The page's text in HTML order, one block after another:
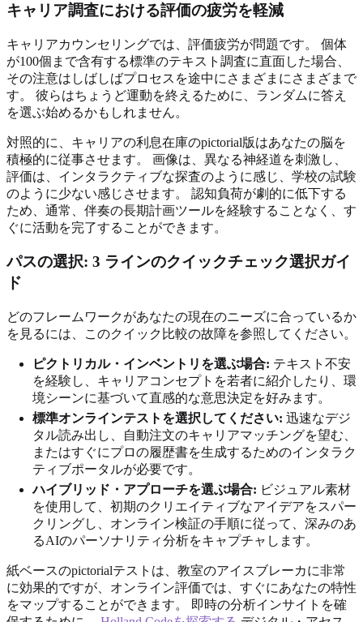
キャリア調査における評価の疲労を軽減
キャリアカウンセリングでは、評価疲労が問題です。 個体
が100個まで含有する標準のテキスト調査に直面した場合、
その注意はしばしばプロセスを途中にさまざまにさまざまで
す。 彼らはちょうど運動を終えるために、ランダムに答え
を選ぶ始めるかもしれません。
対照的に、キャリアの利息在庫のpictorial版はあなたの脳を
積極的に従事させます。 画像は、異なる神経道を刺激し、
評価は、インタラクティブな探査のように感じ、学校の試験
のように少ない感じさせます。 認知負荷が劇的に低下する
ため、通常、伴奏の長期計画ツールを経験することなく、す
ぐに活動を完了することができます。
パスの選択: 3 ラインのクイックチェック選択ガイ
ド
どのフレームワークがあなたの現在のニーズに合っているか
を見るには、このクイック比較の故障を参照してください。
ピクトリカル・インベントリを選ぶ場合: テキスト不安
を経験し、キャリアコンセプトを若者に紹介したり、環
境シーンに基づいて直感的な意思決定を好みます。
標準オンラインテストを選択してください: 迅速なデジ
タル読み出し、自動注文のキャリアマッチングを望む、
またはすぐにプロの履歴書を生成するためのインタラク
ティブポータルが必要です。
ハイブリッド・アプローチを選ぶ場合: ビジュアル素材
を使用して、初期のクリエイティブなアイデアをスパー
クリングし、オンライン検証の手順に従って、深みのあ
るAIのパーソナリティ分析をキャプチャします。
紙ベースのpictorialテストは、教室のアイスブレーカに非常
に効果的ですが、オンライン評価では、すぐにあなたの特性
をマップすることができます。 即時の分析インサイトを確